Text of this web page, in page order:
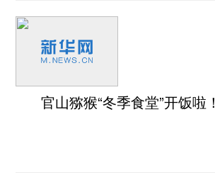
官山猕猴“冬季食堂”开饭啦！